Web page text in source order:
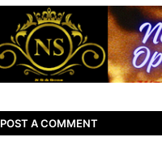
POST A COMMENT